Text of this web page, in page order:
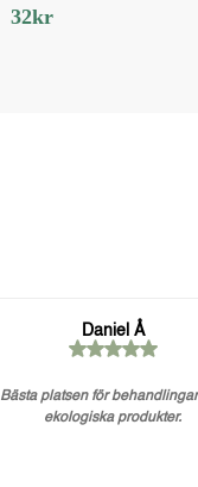
32kr
Daniel Å
Bästa platsen för
ekologiska produkter.